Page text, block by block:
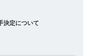
決定について